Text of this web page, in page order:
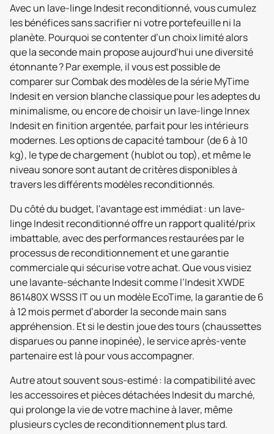
Avec un lave-linge Indesit reconditionné, vous cumulez
les bénéfices sans sacrifier ni votre portefeuille ni la
planète. Pourquoi se contenter d’un choix limité alors
que la seconde main propose aujourd’hui une diversité
étonnante ? Par exemple, il vous est possible de
comparer sur Combak des modèles de la série MyTime
Indesit en version blanche classique pour les adeptes du
minimalisme, ou encore de choisir un lave-linge Innex
Indesit en finition argentée, parfait pour les intérieurs
modernes. Les options de capacité tambour (de 6 à 10
kg), le type de chargement (hublot ou top), et même le
niveau sonore sont autant de critères disponibles à
travers les différents modèles reconditionnés.
Du côté du budget, l'avantage est immédiat : un lave-
linge Indesit reconditionné offre un rapport qualité/prix
imbattable, avec des performances restaurées par le
processus de reconditionnement et une garantie
commerciale qui sécurise votre achat. Que vous visiez
une lavante-séchante Indesit comme l’Indesit XWDE
861480X WSSS IT ou un modèle EcoTime, la garantie de 6
à 12 mois permet d’aborder la seconde main sans
appréhension. Et si le destin joue des tours (chaussettes
disparues ou panne inopinée), le service après-vente
partenaire est là pour vous accompagner.
Autre atout souvent sous-estimé : la compatibilité avec
les accessoires et pièces détachées Indesit du marché,
qui prolonge la vie de votre machine à laver, même
plusieurs cycles de reconditionnement plus tard.